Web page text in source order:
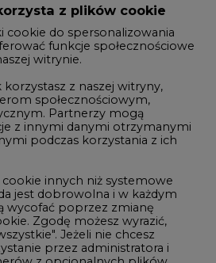
rynku
IT
z plików cookie
cookie do spersonalizowania
funkcje społecznościowe
witrynie.
z naszej witryny,
społecznościowym,
Partnerzy mogą
z innymi danymi otrzymanymi
podczas korzystania z ich
innych niż systemowe
jest dobrowolna i w każdym
wycofać poprzez zmianę
Zgodę możesz wyrazić,
Jeżeli nie chcesz
przez administratora i